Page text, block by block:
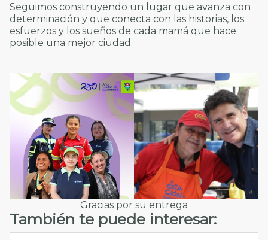
Seguimos construyendo un lugar que avanza con
determinación y que conecta con las historias, los
esfuerzos y los sueños de cada mamá que hace
posible una mejor ciudad.
Gracias por su entrega
También te puede interesar: